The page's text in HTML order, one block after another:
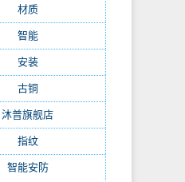
材质(39)
智能(35)
安装(21)
古铜
沐普旗舰店
指纹(13)
智能安防(11)